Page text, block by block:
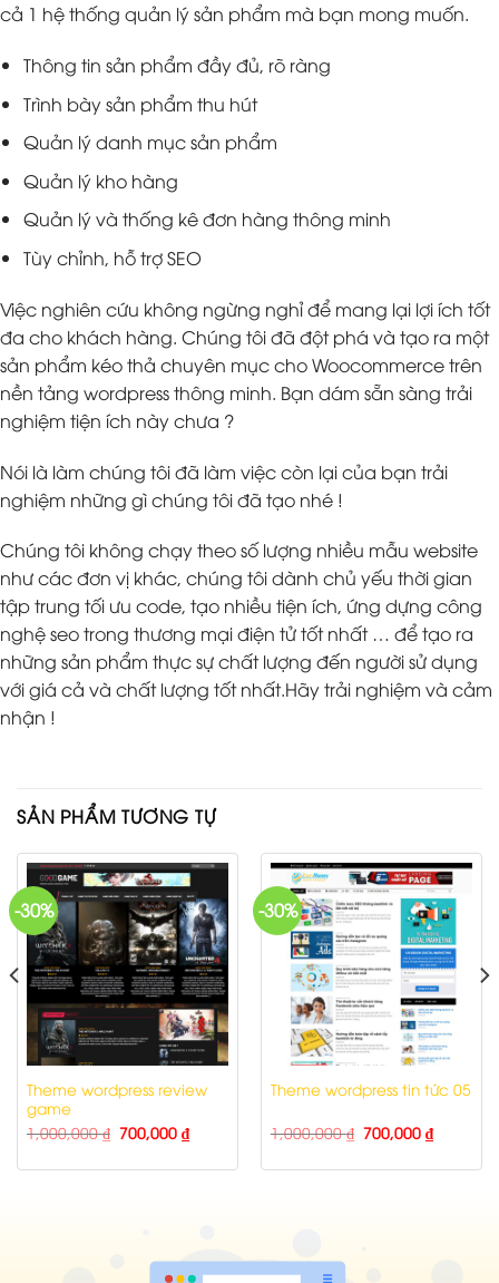
cả 1 hệ thống quản lý sản phẩm mà bạn mong muốn.
Thông tin sản phẩm đầy đủ, rõ ràng
Trình bày sản phẩm thu hút
Quản lý danh mục sản phẩm
Quản lý kho hàng
Quản lý và thống kê đơn hàng thông minh
Tùy chỉnh, hỗ trợ SEO
Việc nghiên cứu không ngừng nghỉ để mang lại lợi ích tốt
đa cho khách hàng. Chúng tôi đã đột phá và tạo ra một
sản phẩm kéo thả chuyên mục cho Woocommerce trên
nền tảng wordpress thông minh. Bạn dám sẵn sàng trải
nghiệm tiện ích này chưa ?
Nói là làm chúng tôi đã làm việc còn lại của bạn trải
nghiệm những gì chúng tôi đã tạo nhé !
Chúng tôi không chạy theo số lượng nhiều mẫu website
như các đơn vị khác, chúng tôi dành chủ yếu thời gian
tập trung tối ưu code, tạo nhiều tiện ích, ứng dựng công
nghệ seo trong thương mại điện tử tốt nhất … để tạo ra
những sản phẩm thực sự chất lượng đến người sử dụng
với giá cả và chất lượng tốt nhất.Hãy trải nghiệm và cảm
nhận !
SẢN PHẨM TƯƠNG TỰ
-30%
Theme wordpress review
game
1,000,000₫ 700,000 ₫
-30%
Theme wordpress tin tức 05
1,000,000₫ 700,000 ₫